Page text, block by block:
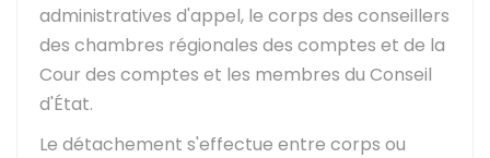
administratives d'appel, le corps des conseillers
des chambres régionales des comptes et de la
Cour des comptes et les membres du Conseil
d'État.
Le détachement s'effectue entre corps ou